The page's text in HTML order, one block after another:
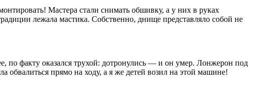
Мастера стали снимать обшивку, а у них в руках
лежала мастика. Собственно, днище представляло собой не
по факту оказался трухой: дотронулись — и он умер. Лонжерон под
прямо на ходу, а я же детей возил на этой машине!